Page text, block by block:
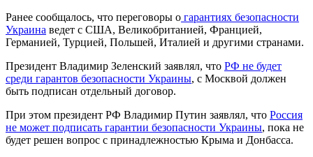
Ранее сообщалось, что переговоры о гарантиях безопасности
Украина ведет с США, Великобританией, Францией,
Германией, Турцией, Польшей, Италией и другими странами.
Президент Владимир Зеленский заявлял, что РФ не будет
среди гарантов безопасности Украины, с Москвой должен
быть подписан отдельный договор.
При этом президент РФ Владимир Путин заявлял, что Россия
не может подписать гарантии безопасности Украины, пока не
будет решен вопрос с принадлежностью Крыма и Донбасса.